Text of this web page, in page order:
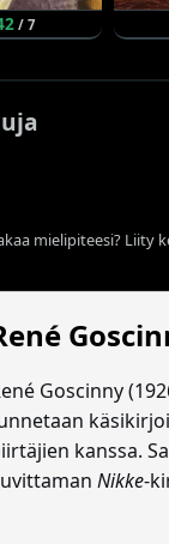
/ 7
mielipiteesi? Liity
Goscinny
kanssa.
Nikke-